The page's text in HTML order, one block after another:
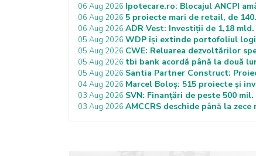
06 Aug 2026 Ipotecare.ro: Blocajul ANCPI
06 Aug 2026 5 proiecte mari de retail, de
06 Aug 2026 ADR Vest: Investiții de 1,18
05 Aug 2026 WDP își extinde portofoliul
05 Aug 2026 CWE: Reluarea dezvoltărilor
05 Aug 2026 tbi bank acordă până la două
05 Aug 2026 Santia Partner Construct:
04 Aug 2026 Marcel Boloș: 515 proiecte și
03 Aug 2026 SVN: Finanțări de peste 500
03 Aug 2026 AMCCRS deschide până la